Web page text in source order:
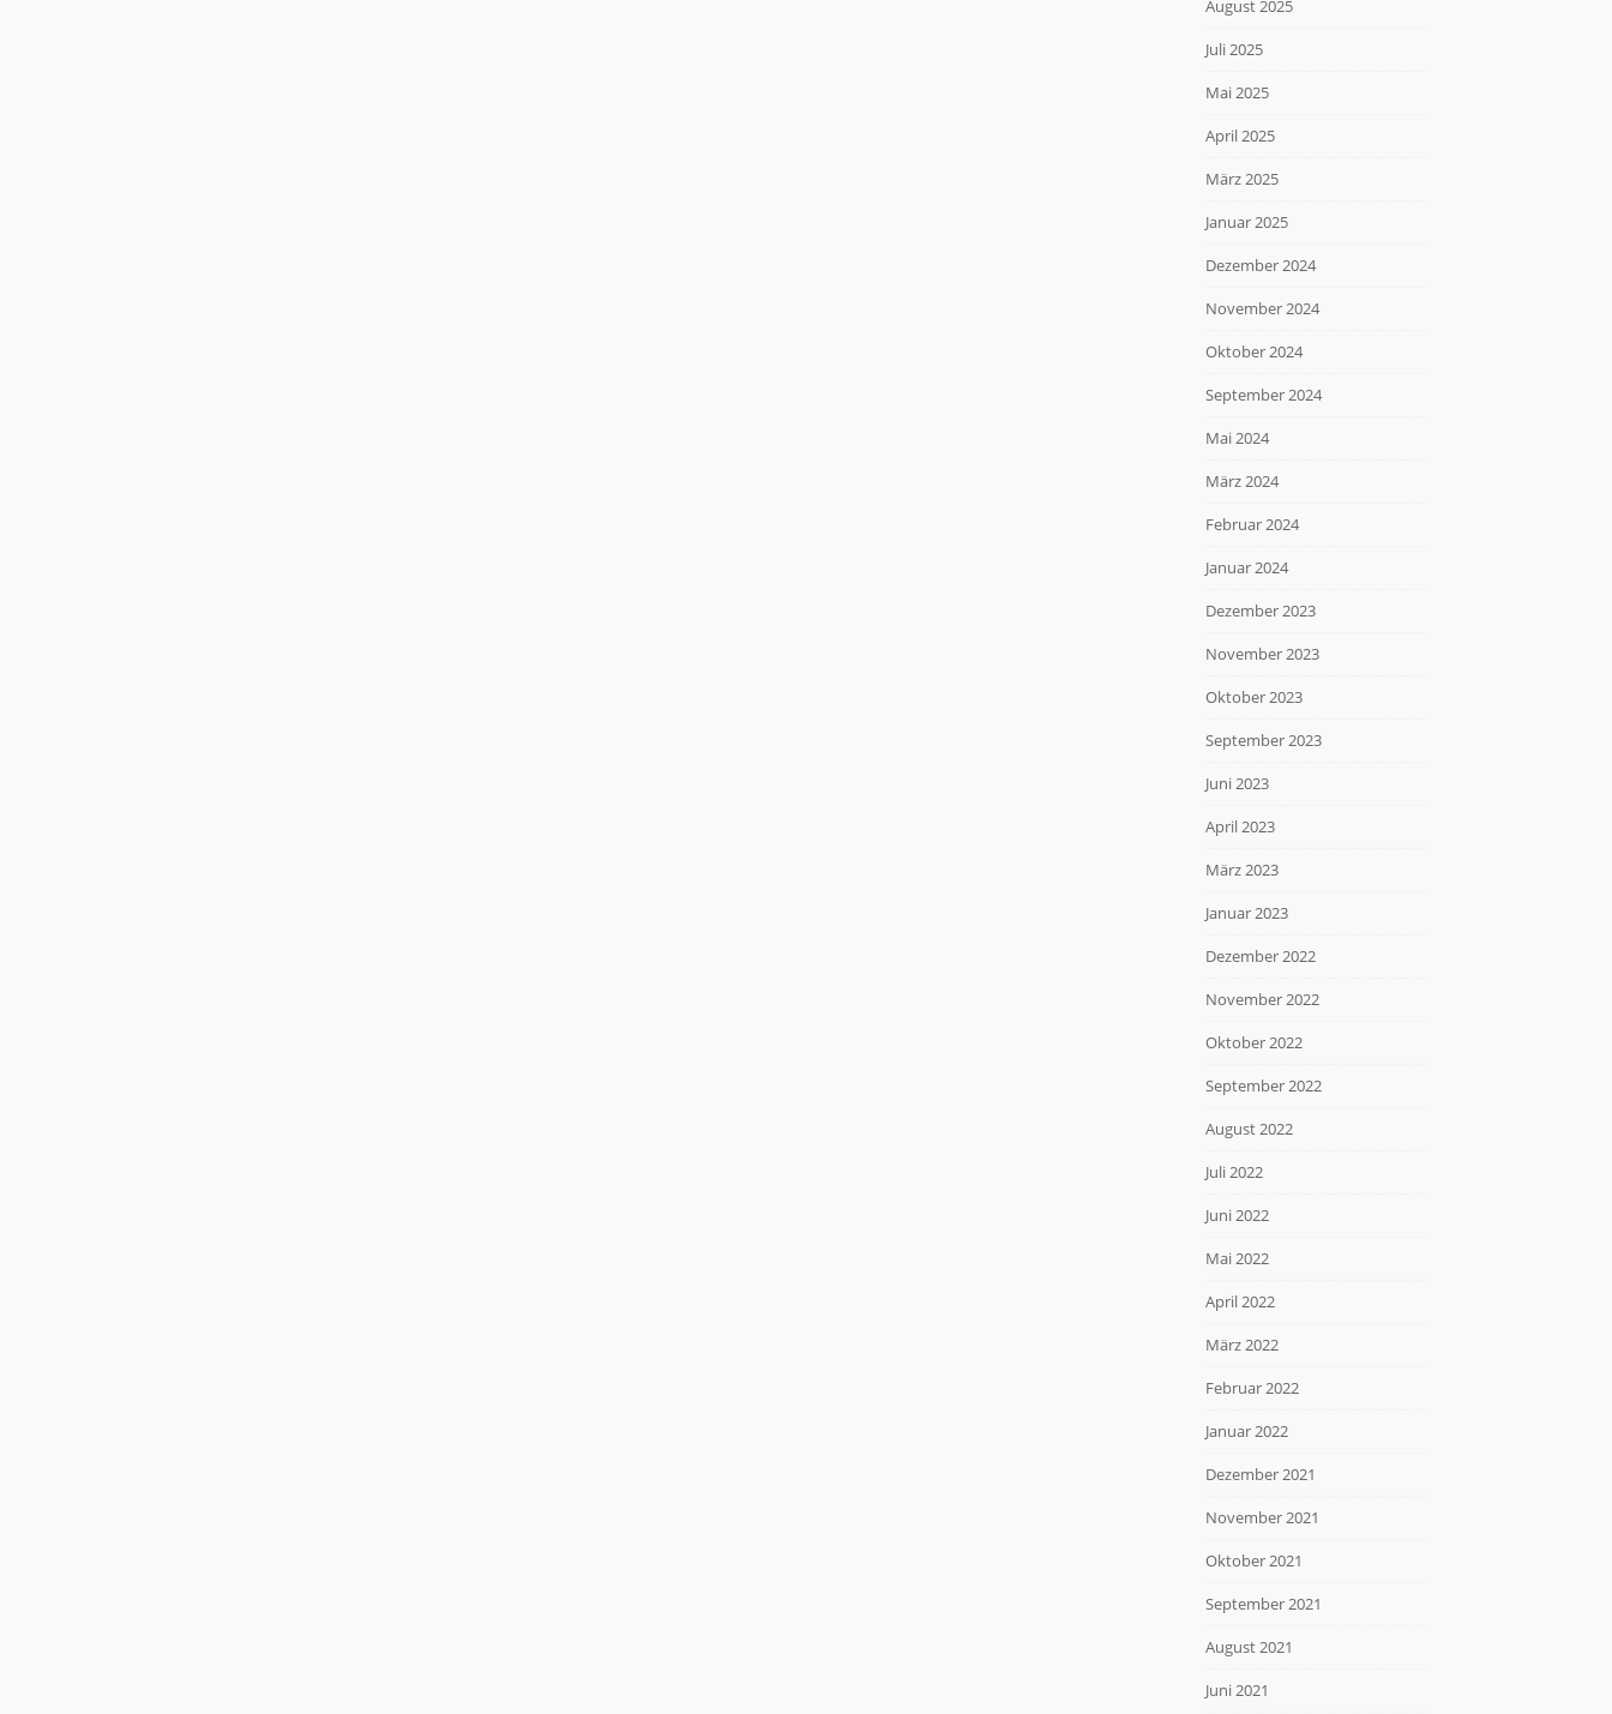
August 2025
Juli 2025
Mai 2025
April 2025
März 2025
Januar 2025
Dezember 2024
November 2024
Oktober 2024
September 2024
Mai 2024
März 2024
Februar 2024
Januar 2024
Dezember 2023
November 2023
Oktober 2023
September 2023
Juni 2023
April 2023
März 2023
Januar 2023
Dezember 2022
November 2022
Oktober 2022
September 2022
August 2022
Juli 2022
Juni 2022
Mai 2022
April 2022
März 2022
Februar 2022
Januar 2022
Dezember 2021
November 2021
Oktober 2021
September 2021
August 2021
Juni 2021